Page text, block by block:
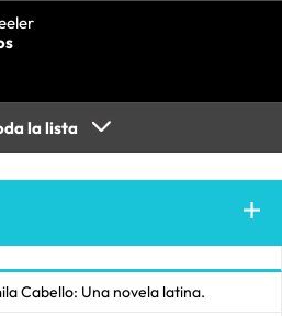
la lista
Cabello: Una novela latina.